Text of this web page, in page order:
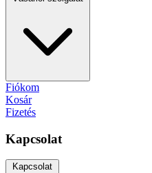
Fiókom
Kosár
Fizetés
Kapcsolat
Kapcsolat